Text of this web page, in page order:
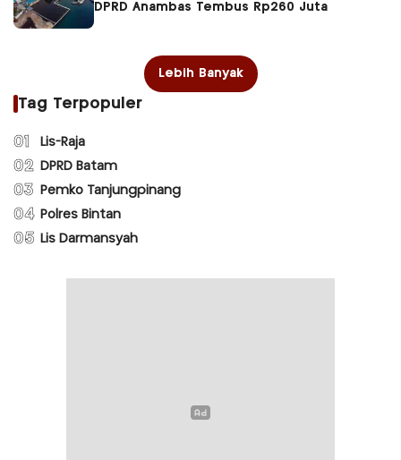
DPRD Anambas Tembus Rp260 Juta
Lebih Banyak
Tag Terpopuler
01 Lis-Raja
02 DPRD Batam
03 Pemko Tanjungpinang
04 Polres Bintan
05 Lis Darmansyah